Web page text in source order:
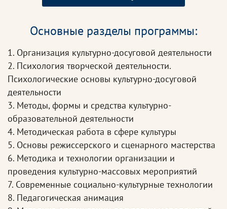
Основные разделы программы:
1. Организация культурно-досуговой деятельности
2. Психология творческой деятельности.
Психологические основы культурно-досуговой
деятельности
3. Методы, формы и средства культурно-
образовательной деятельности
4. Методическая работа в сфере культуры
5. Основы режиссерского и сценарного мастерства
6. Методика и технологии организации и
проведения культурно-массовых мероприятий
7. Современные социально-культурные технологии
8. Педагогическая анимация